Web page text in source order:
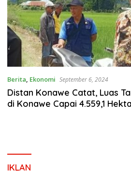
Berita, Ekonomi September 6, 2024
Distan Konawe Catat, Luas
di Konawe Capai 4.559,1
IKLAN